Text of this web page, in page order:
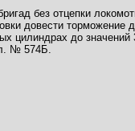
без отцепки
довести
цилиндрах до
№ 574Б.